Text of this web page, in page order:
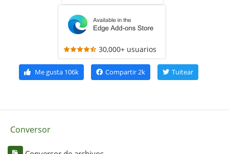
30,000+ usuarios
Me gusta106k Compartir2k Tuitear
Conversor